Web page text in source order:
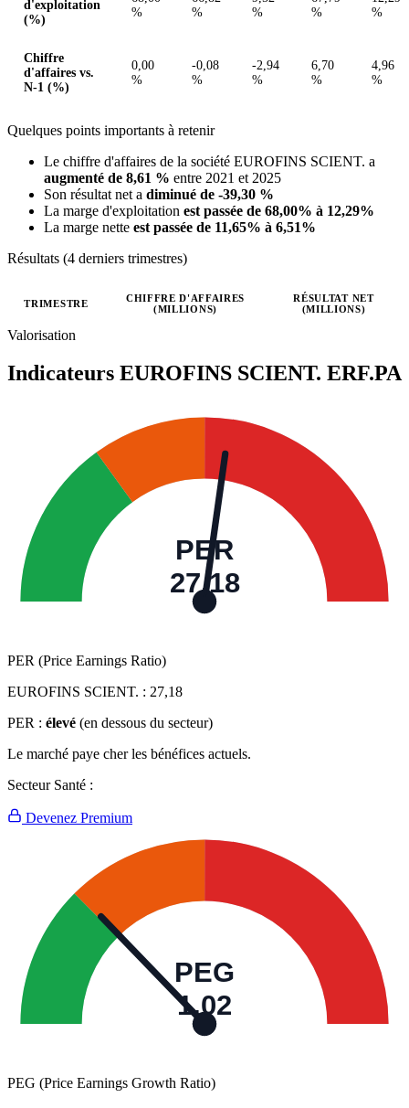
d'exploitation
(%)
%
%
%
%
%
Chiffre
d'affaires vs.
N-1 (%)
0,00
%
-0,08
%
-2,94
%
6,70
%
4,96
%
Quelques points importants à retenir
Le chiffre d'affaires de la société EUROFINS SCIENT. a
augmenté de 8,61 % entre 2021 et 2025
Son résultat net a diminué de -39,30 %
La marge d'exploitation est passée de 68,00% à 12,29%
La marge nette est passée de 11,65% à 6,51%
Résultats (4 derniers trimestres)
Valeurs trimestrielles en millions (euro)
TRIMESTRE
CHIFFRE D'AFFAIRES
(MILLIONS)
RÉSULTAT NET
(MILLIONS)
Valorisation
Indicateurs EUROFINS SCIENT. ERF.PA
PER
27,18
PER (Price Earnings Ratio)
EUROFINS SCIENT. : 27,18
PER : élevé (en dessous du secteur)
Le marché paye cher les bénéfices actuels.
Secteur Santé :
Devenez Premium
PEG
1,02
PEG (Price Earnings Growth Ratio)